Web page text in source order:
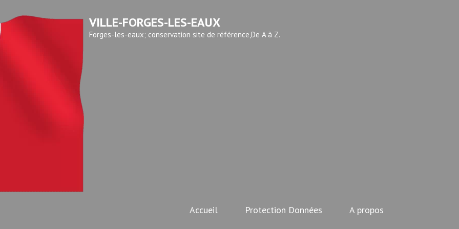
VILLE-FORGES-LES-EAUX
Forges-les-eaux; conservation site de référence,De A à Z.
Accueil Protection Données A propos